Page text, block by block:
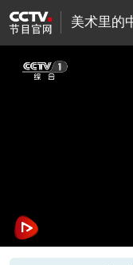
美术里的